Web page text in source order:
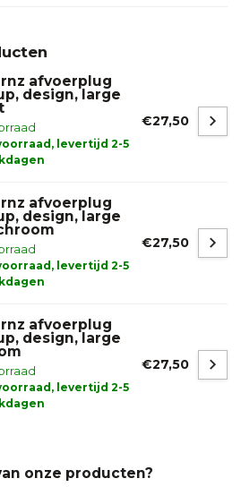
afvoerplug
design, large
levertijd 2-5
€27,50
afvoerplug
design, large
levertijd 2-5
€27,50
afvoerplug
design, large
levertijd 2-5
€27,50
onze producten?